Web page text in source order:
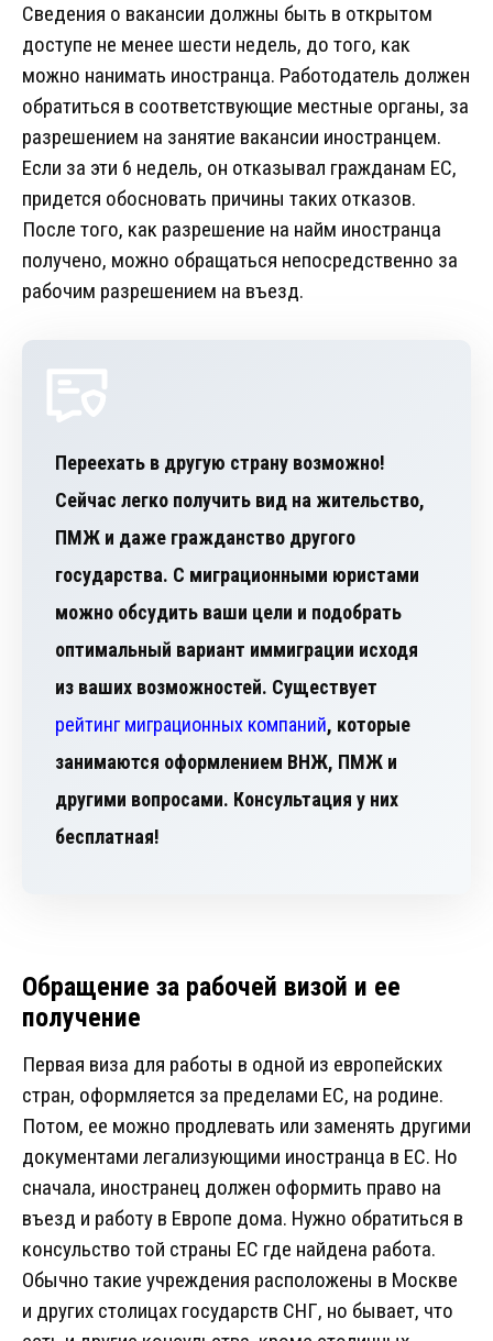
Сведения о вакансии должны быть в открытом
доступе не менее шести недель, до того, как
можно нанимать иностранца. Работодатель должен
обратиться в соответствующие местные органы, за
разрешением на занятие вакансии иностранцем.
Если за эти 6 недель, он отказывал гражданам ЕС,
придется обосновать причины таких отказов.
После того, как разрешение на найм иностранца
получено, можно обращаться непосредственно за
рабочим разрешением на въезд.
Переехать в другую страну возможно!
Сейчас легко получить вид на жительство,
ПМЖ и даже гражданство другого
государства. С миграционными юристами
можно обсудить ваши цели и подобрать
оптимальный вариант иммиграции исходя
из ваших возможностей. Существует
рейтинг миграционных компаний, которые
занимаются оформлением ВНЖ, ПМЖ и
другими вопросами. Консультация у них
бесплатная!
Обращение за рабочей визой и ее
получение
Первая виза для работы в одной из европейских
стран, оформляется за пределами ЕС, на родине.
Потом, ее можно продлевать или заменять другими
документами легализующими иностранца в ЕС. Но
сначала, иностранец должен оформить право на
въезд и работу в Европе дома. Нужно обратиться в
консульство той страны ЕС где найдена работа.
Обычно такие учреждения расположены в Москве
и других столицах государств СНГ, но бывает, что